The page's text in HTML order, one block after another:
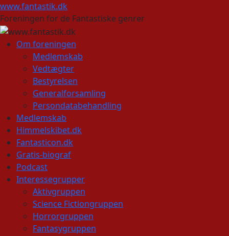
Hop
til
indhold
www.fantastik.dk
Foreningen for de Fantastiske genrer
Om foreningen
Medlemskab
Vedtægter
Bestyrelsen
Generalforsamling
Persondatabehandling
Medlemskab
Himmelskibet.dk
Fantasticon.dk
Gratis-biograf
Podcast
Interessegrupper
Aktivgruppen
Science Fictiongruppen
Horrorgruppen
Fantasygruppen